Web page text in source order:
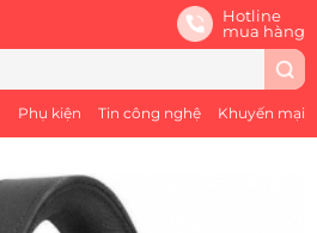
Hotline
mua hàng
Phụ kiện Tin công nghệ Khuyến mại